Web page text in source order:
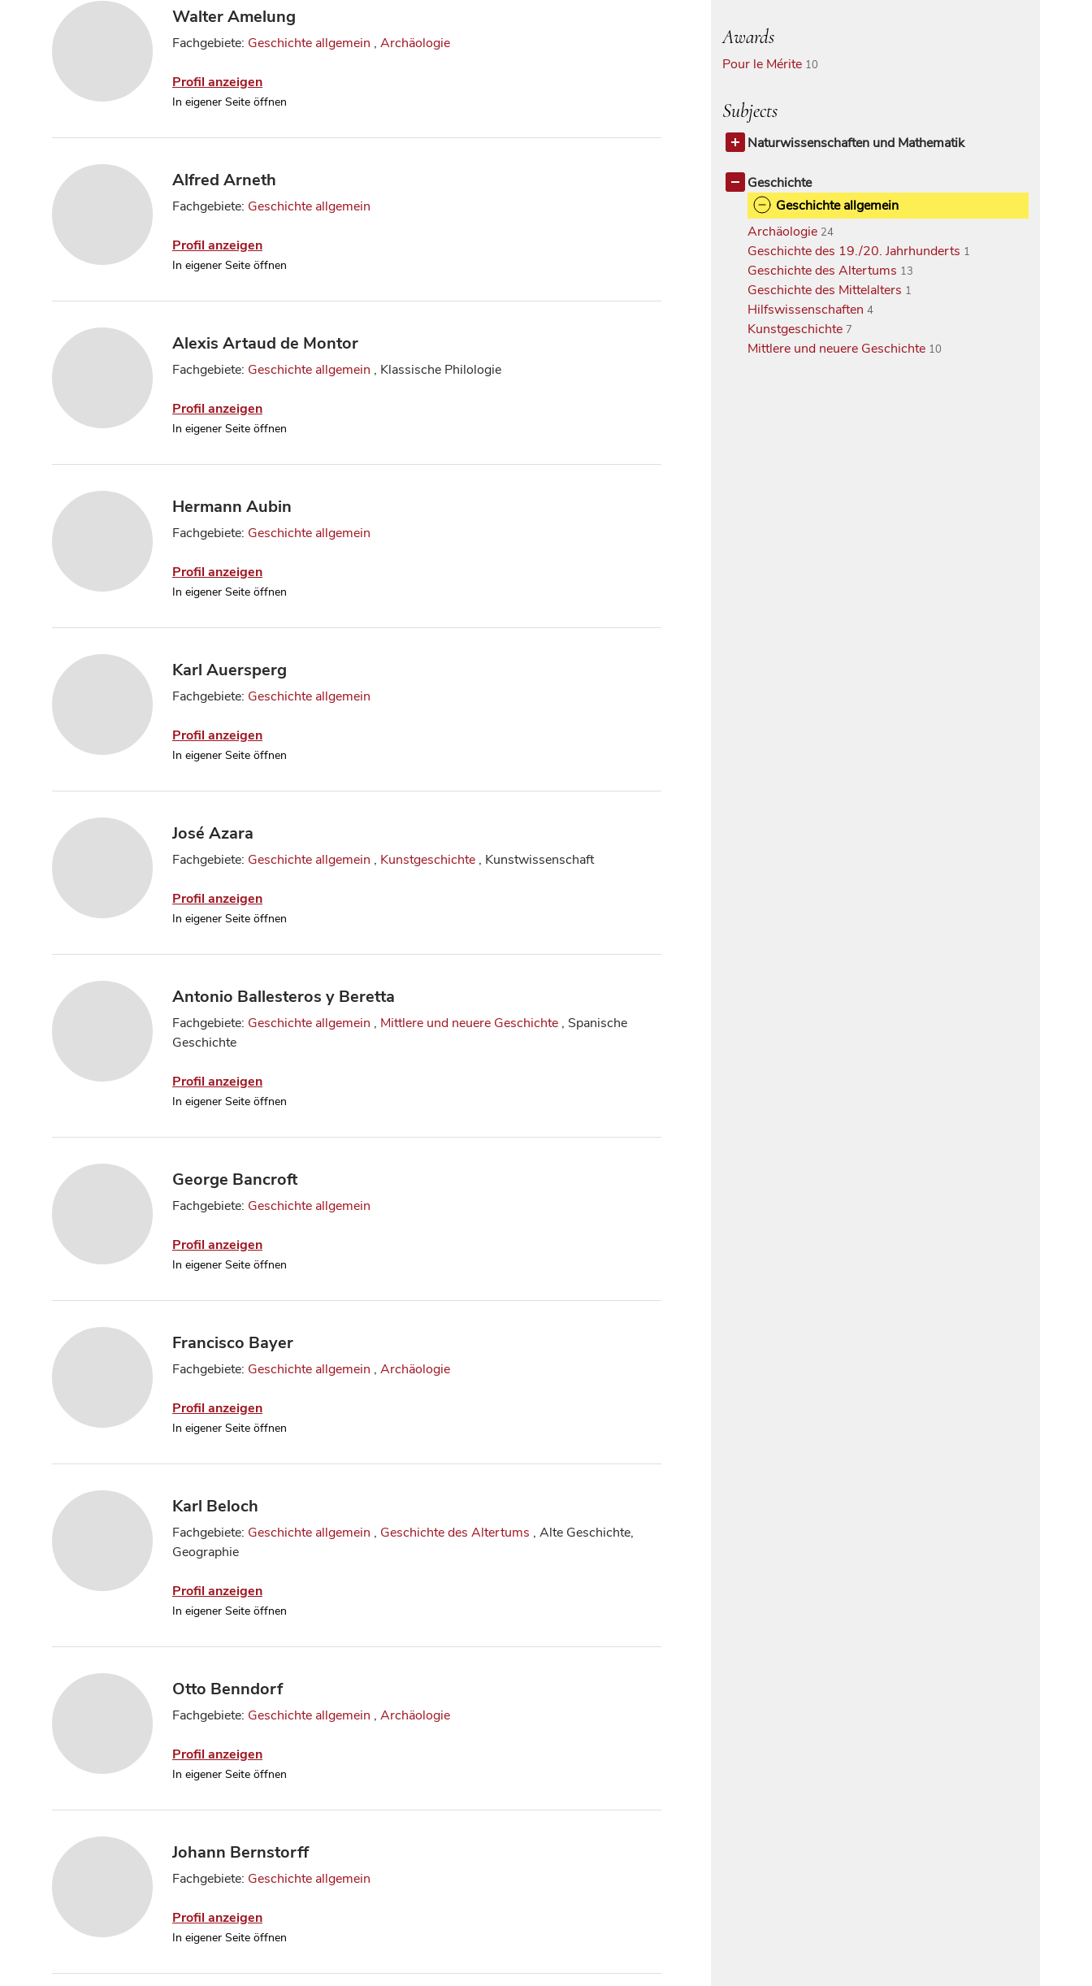
Walter Amelung
Fachgebiete: Geschichte allgemein , Archäologie
Profil anzeigen
In eigener Seite öffnen
Alfred Arneth
Fachgebiete: Geschichte allgemein
Profil anzeigen
In eigener Seite öffnen
Alexis Artaud de Montor
Fachgebiete: Geschichte allgemein , Klassische Philologie
Profil anzeigen
In eigener Seite öffnen
Hermann Aubin
Fachgebiete: Geschichte allgemein
Profil anzeigen
In eigener Seite öffnen
Karl Auersperg
Fachgebiete: Geschichte allgemein
Profil anzeigen
In eigener Seite öffnen
José Azara
Fachgebiete: Geschichte allgemein , Kunstgeschichte , Kunstwissenschaft
Profil anzeigen
In eigener Seite öffnen
Antonio Ballesteros y Beretta
Fachgebiete: Geschichte allgemein , Mittlere und neuere Geschichte , Spanische
Geschichte
Profil anzeigen
In eigener Seite öffnen
George Bancroft
Fachgebiete: Geschichte allgemein
Profil anzeigen
In eigener Seite öffnen
Francisco Bayer
Fachgebiete: Geschichte allgemein , Archäologie
Profil anzeigen
In eigener Seite öffnen
Karl Beloch
Fachgebiete: Geschichte allgemein , Geschichte des Altertums , Alte Geschichte,
Geographie
Profil anzeigen
In eigener Seite öffnen
Otto Benndorf
Fachgebiete: Geschichte allgemein , Archäologie
Profil anzeigen
In eigener Seite öffnen
Johann Bernstorff
Fachgebiete: Geschichte allgemein
Profil anzeigen
In eigener Seite öffnen
Awards
Pour le Mérite 10
Subjects
Naturwissenschaften und Mathematik
Geschichte
Geschichte allgemein
Archäologie 24
Geschichte des 19./20. Jahrhunderts 1
Geschichte des Altertums 13
Geschichte des Mittelalters 1
Hilfswissenschaften 4
Kunstgeschichte 7
Mittlere und neuere Geschichte 10